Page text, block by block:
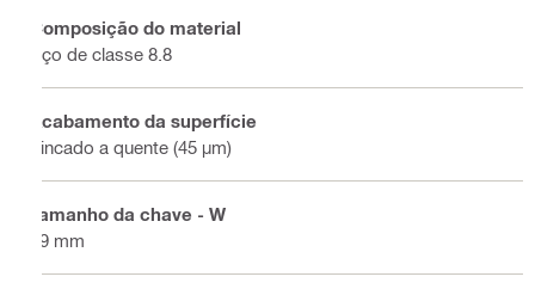
Composição do material
Aço de classe 8.8
Acabamento da superfície
Zincado a quente (45 µm)
Tamanho da chave - W
19 mm